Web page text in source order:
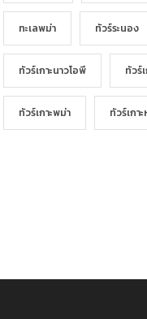
ทะเลพม่า ทัวร์ระนอง
ทัวร์เกาะนาวโอพี ทัวร์
ทัวร์เกาะพม่า ทัวร์เกา